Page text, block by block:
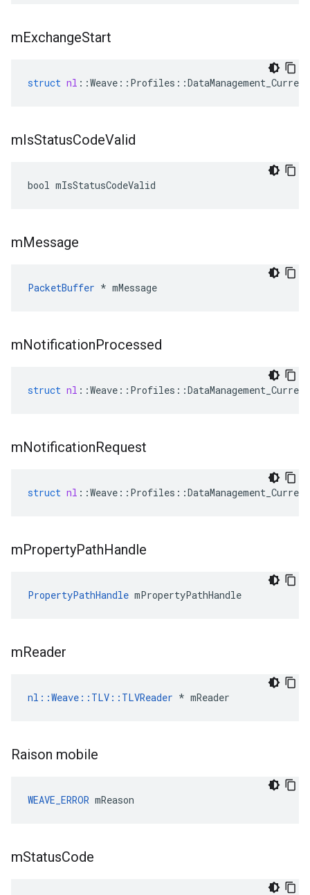
mExchangeStart
struct nl ::Weave :: Profiles ::DataManagement_Current
mIsStatusCodeValid
bool mIsStatusCodeValid
mMessage
PacketBuffer * mMessage
mNotificationProcessed
struct nl ::Weave :: Profiles ::DataManagement_Current
mNotificationRequest
struct nl ::Weave :: Profiles ::DataManagement_Current
mPropertyPathHandle
PropertyPathHandle mPropertyPathHandle
mReader
nl::Weave::TLV::TLVReader * mReader
Raison mobile
WEAVE_ERROR mReason
mStatusCode